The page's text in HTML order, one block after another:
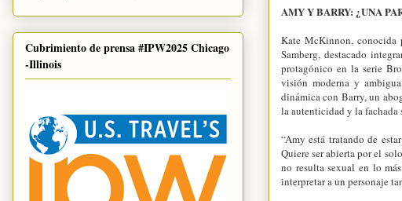
AMY Y BARRY: ¿UNA
Kate McKinnon,
Samberg, destacado
protagónico en la serie
visión moderna y
dinámica con Barry, un
la autenticidad y la fachada
“Amy está tratando de
Quiere ser abierta por el
no resulta sexual en lo
interpretar a un personaje
Cubrimiento de prensa #IPW2025 Chicago
-Illinois